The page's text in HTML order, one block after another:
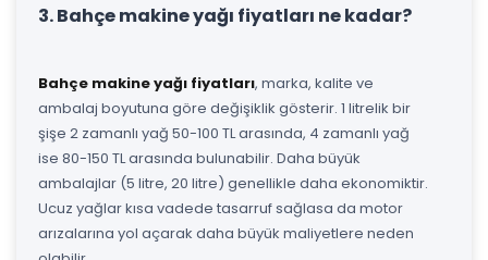
3. Bahçe makine yağı fiyatları ne kadar?
Bahçe makine yağı fiyatları, marka, kalite ve
ambalaj boyutuna göre değişiklik gösterir. 1 litrelik bir
şişe 2 zamanlı yağ 50-100 TL arasında, 4 zamanlı yağ
ise 80-150 TL arasında bulunabilir. Daha büyük
ambalajlar (5 litre, 20 litre) genellikle daha ekonomiktir.
Ucuz yağlar kısa vadede tasarruf sağlasa da motor
arızalarına yol açarak daha büyük maliyetlere neden